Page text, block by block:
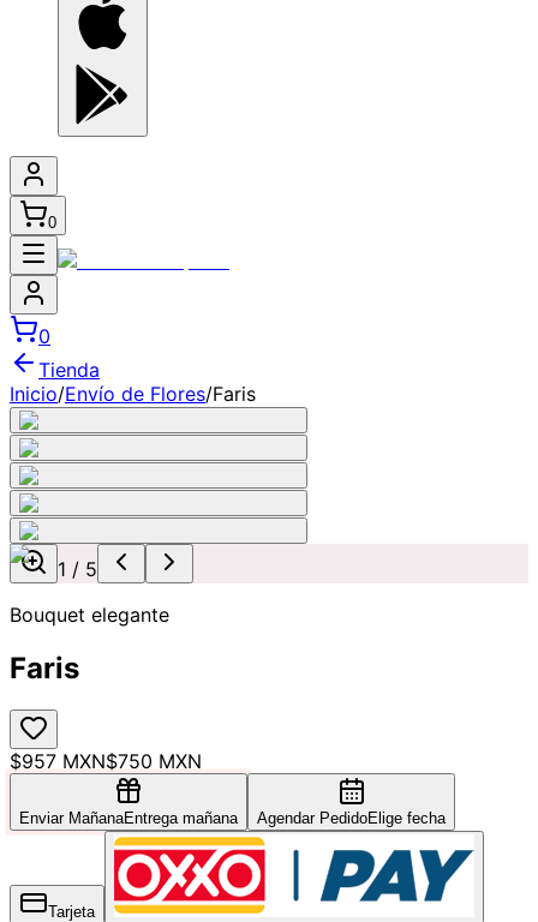
0
0
Tienda
Inicio/Envío de Flores/Faris
1 / 5
Bouquet elegante
Faris
$957 MXN$750 MXN
Enviar MañanaEntrega mañana Agendar PedidoElige fecha
Tarjeta